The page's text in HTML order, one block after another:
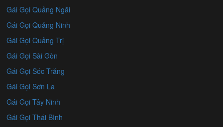
Gái Gọi Quảng Ngãi
Gái Gọi Quảng Ninh
Gái Gọi Quảng Trị
Gái Gọi Sài Gòn
Gái Gọi Sóc Trăng
Gái Gọi Sơn La
Gái Gọi Tây Ninh
Gái Gọi Thái Bình